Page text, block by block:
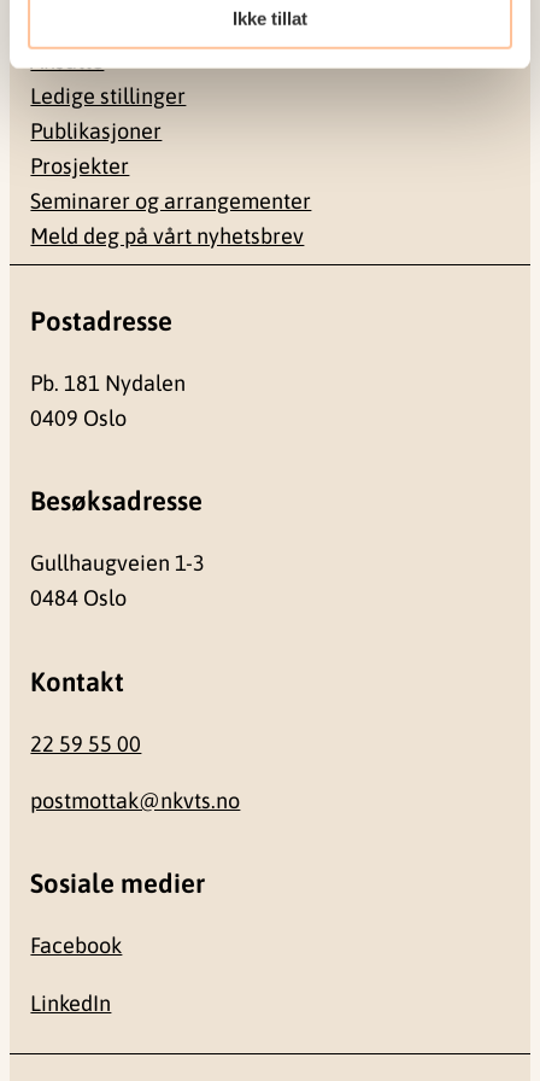
Ikke tillat
Ansatte
Ledige stillinger
Publikasjoner
Prosjekter
Seminarer og arrangementer
Meld deg på vårt nyhetsbrev
Postadresse
Pb. 181 Nydalen
0409 Oslo
Besøksadresse
Gullhaugveien 1-3
0484 Oslo
Kontakt
22 59 55 00
postmottak@nkvts.no
Sosiale medier
Facebook
LinkedIn